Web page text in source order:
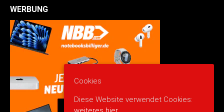
WERBUNG
Cookies
Diese Website verwendet Cookies: